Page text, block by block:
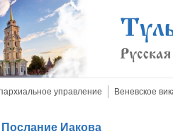
управление Веневское
Послание Иакова